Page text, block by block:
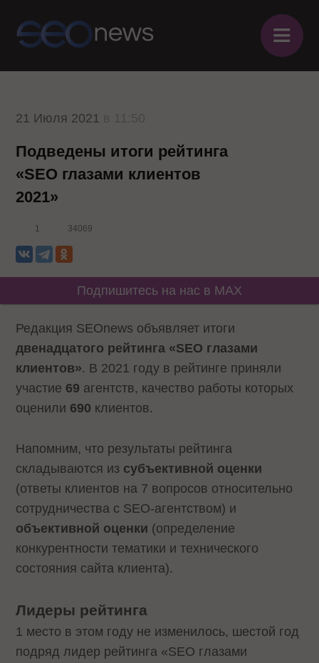
≡
21 Июля 2021
Подведены итоги рейтинга
«SEO глазами клиентов
2021»
1 34069
Подпишитесь на нас в MAX
Редакция SEOnews объявляет итоги
двенадцатого рейтинга «SEO глазами
клиентов». В 2021 году в рейтинге приняли
участие 69 агентств, качество работы которых
оценили 690 клиентов.
Напомним, что результаты рейтинга
складываются из субъективной оценки
(ответы клиентов на 7 вопросов относительно
сотрудничества с SEO-агентством) и
объективной оценки (определение
конкурентности тематики и технического
состояния сайта клиента).
Лидеры рейтинга
1 место в этом году не изменилось, шестой год
подряд лидер рейтинга «SEO глазами